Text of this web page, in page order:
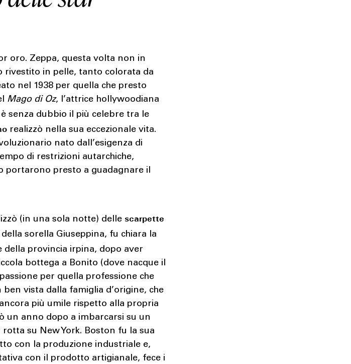
oro. Zeppa, questa volta non in
rivestito in pelle, tanto colorata da
nel 1938 per quella che presto
Mago di Oz, l’attrice hollywoodiana
è senza dubbio il più celebre tra le
realizzò nella sua eccezionale vita.
nato dall’esigenza di
di restrizioni autarchiche,
portarono presto a guadagnare il
(in una sola notte) dellescarpette
sorella Giuseppina, fu chiara la
della provincia irpina, dopo aver
bottega a Bonito (dove nacque il
per quella professione che
vista dalla famiglia d’origine, che
più umile rispetto alla propria
un anno dopo a imbarcarsi su un
su New York. Boston fu la sua
con la produzione industriale e,
con il prodotto artigianale, fece i